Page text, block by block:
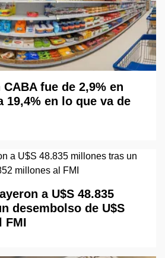
fue de 2,9% en
19,4% en lo que va de
a U$S 48.835
desembolso de U$S
FMI